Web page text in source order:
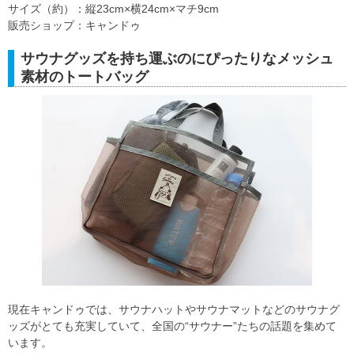
サイズ（約）：縦23cm×横24cm×マチ9cm
販売ショップ：キャンドゥ
サウナグッズを持ち運ぶのにぴったりなメッシュ
素材のトートバッグ
現在キャンドゥでは、サウナハットやサウナマットなどのサウナグ
ッズがとても充実していて、全国の“サウナー”たちの話題を集めて
います。